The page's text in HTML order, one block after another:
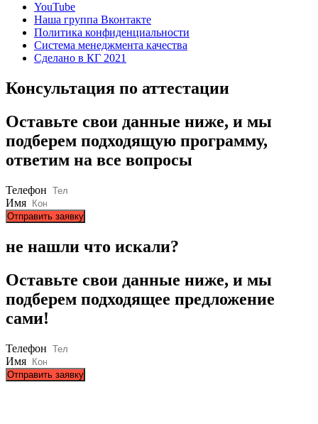
YouTube
Наша группа Вконтакте
Политика конфиденциальности
Система менеджмента качества
Сделано в КГ 2021
Консультация по аттестации
Оставьте свои данные ниже, и мы
подберем подходящую программу,
ответим на все вопросы
Телефон
Имя
Отправить заявку
не нашли что искали?
Оставьте свои данные ниже, и мы
подберем подходящее предложение
сами!
Телефон
Имя
Отправить заявку